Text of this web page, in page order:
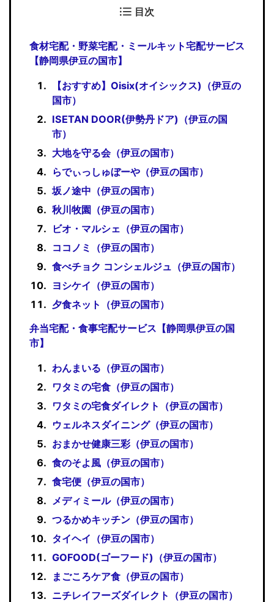
目次
食材宅配・野菜宅配・ミールキット宅配サービス
【静岡県伊豆の国市】
【おすすめ】Oisix(オイシックス)（伊豆の
国市）
ISETAN DOOR(伊勢丹ドア)（伊豆の国
市）
大地を守る会（伊豆の国市）
らでぃっしゅぼーや（伊豆の国市）
坂ノ途中（伊豆の国市）
秋川牧園（伊豆の国市）
ビオ・マルシェ（伊豆の国市）
ココノミ（伊豆の国市）
食べチョク コンシェルジュ（伊豆の国市）
ヨシケイ（伊豆の国市）
夕食ネット（伊豆の国市）
弁当宅配・食事宅配サービス【静岡県伊豆の国
市】
わんまいる（伊豆の国市）
ワタミの宅食（伊豆の国市）
ワタミの宅食ダイレクト（伊豆の国市）
ウェルネスダイニング（伊豆の国市）
おまかせ健康三彩（伊豆の国市）
食のそよ風（伊豆の国市）
食宅便（伊豆の国市）
メディミール（伊豆の国市）
つるかめキッチン（伊豆の国市）
タイヘイ（伊豆の国市）
GOFOOD(ゴーフード)（伊豆の国市）
まごころケア食（伊豆の国市）
ニチレイフーズダイレクト（伊豆の国市）